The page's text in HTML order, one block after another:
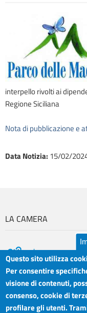
interpello rivolti ai
Regione Siciliana
Nota di pubblicazione e
Data Notizia: 15/02/
LA CAMERA
Camera di Commercio
Agricoltura del Sud Est Sicilia
Sede legale: Via Cappuccini, 2
Questo sito utilizza
Per consentire
visione di contenuti,
consenso, cookie di
profilare gli utenti.